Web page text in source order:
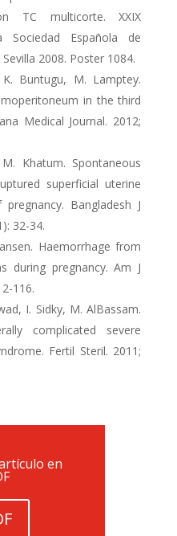
TC multicorte. XXIX
Sociedad Española de
2008. Poster 1084.
Buntugu, M. Lamptey.
in the third
Medical Journal. 2012;
Khatum. Spontaneous
superficial uterine
Bangladesh J
32-34.
Haemorrhage from
during pregnancy. Am J
116.
I. Sidky, M. AlBassam.
complicated severe
Fertil Steril. 2011;
en